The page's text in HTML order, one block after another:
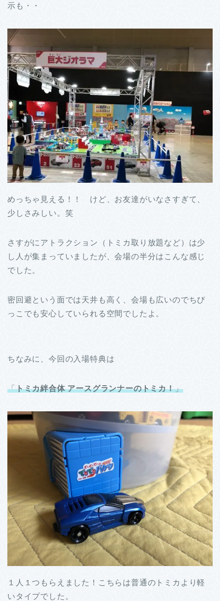
示も・・
めっちゃ見える！！ けど、お友達がいなさすぎて、
少しさみしい。笑
さすがにアトラクション（トミカ取り放題など）は少
し人が集まっていましたが、会場の半分はこんな感じ
でした。
密回避という面では天井も高く、会場も広いのでちび
っこでも安心していられる空間でしたよ。
ちなみに、今回の入場特典は
「トミカ絆合体 アースグランナーのトミカ！」
１人１つもらえました！こちらは普通のトミカより軽
いタイプでした。